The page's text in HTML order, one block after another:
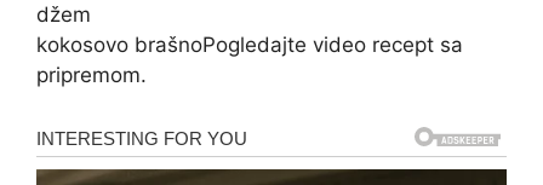
džem
kokosovo brašnoPogledajte video recept sa
pripremom.